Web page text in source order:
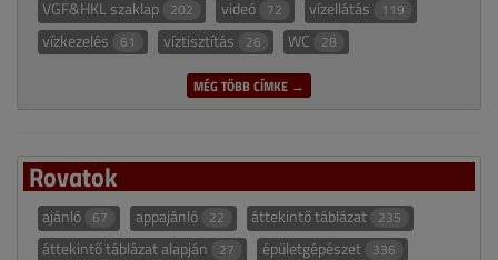
VGF&HKL szaklap 202 videó 72 vízellátás 119
vízkezelés 61 víztisztítás 26 WC 28
MÉG TÖBB CÍMKE →
Rovatok
ajánló 67 appajánló 22 áttekintő táblázat 235
áttekintő táblázat alapján 27 épületgépészet 336